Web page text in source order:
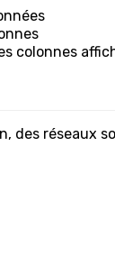
colonnes
des réseaux